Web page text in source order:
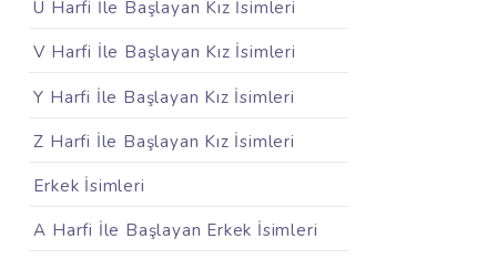
Ü Harfi İle Başlayan Kız İsimleri
V Harfi İle Başlayan Kız İsimleri
Y Harfi İle Başlayan Kız İsimleri
Z Harfi İle Başlayan Kız İsimleri
Erkek İsimleri
A Harfi İle Başlayan Erkek İsimleri